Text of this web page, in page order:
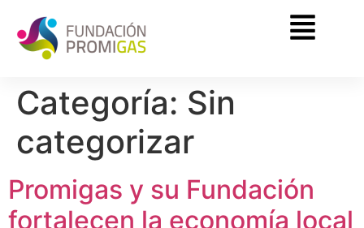
Categoría: Sin
categorizar
Promigas y su Fundación
fortalecen la economía local